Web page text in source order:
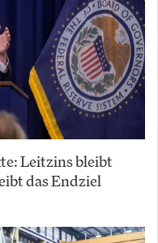
Leitzins bleibt
das Endziel